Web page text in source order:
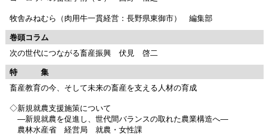
牧舎みねむら（肉用牛一貫経営：長野県東御市） 編集部
巻頭コラム
次の世代につながる畜産振興 伏見 啓二
特 集
畜産教育の今、そして未来の畜産を支える人材の育成
◇新規就農支援施策について
―新規就農を促進し、世代間バランスの取れた農業構造へ―
農林水産省 経営局 就農・女性課